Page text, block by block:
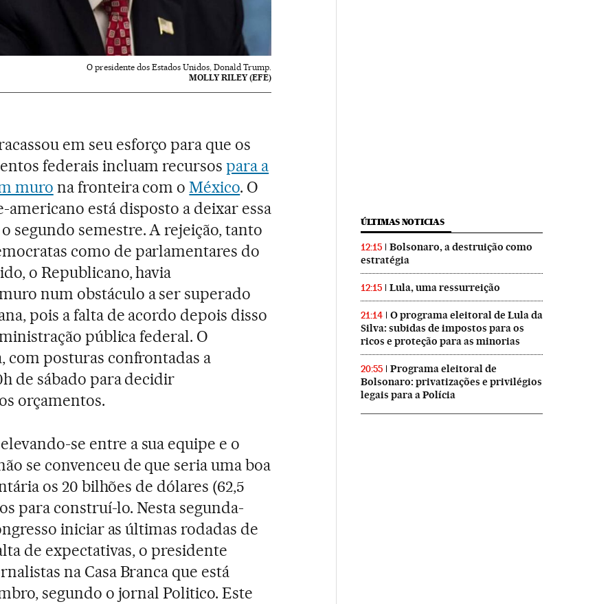
O presidente dos Estados Unidos, Donald Trump.
MOLLY RILEY (EFE)
em seu esforço para que os
federais incluam recursospara a
muro na fronteira com oMéxico. O
está disposto a deixar essa
segundo semestre. A rejeição, tanto
como de parlamentares do
o Republicano, havia
num obstáculo a ser superado
pois a falta de acordo depois disso
pública federal. O
com posturas confrontadas a
de sábado para decidir
orçamentos.
se entre a sua equipe e o
se convenceu de que seria uma boa
os 20 bilhões de dólares (62,5
para construí-lo. Nesta segunda-
iniciar as últimas rodadas de
de expectativas, o presidente
na Casa Branca que está
segundo o jornal Politico. Este
ÚLTIMAS NOTICIAS
12:15
Bolsonaro, a destruição como
estratégia
12:15 Lula, uma ressurreição
21:14
O programa eleitoral de Lula da
Silva: subidas de impostos para os
ricos e proteção para as minorias
20:55
Programa eleitoral de
Bolsonaro: privatizações e privilégios
legais para a Polícia